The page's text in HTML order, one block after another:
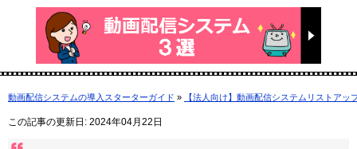
動画配信システムの導入スターターガイド » 【法人向け】動画配信システムリストアッ
この記事の更新日: 2024年04月22日